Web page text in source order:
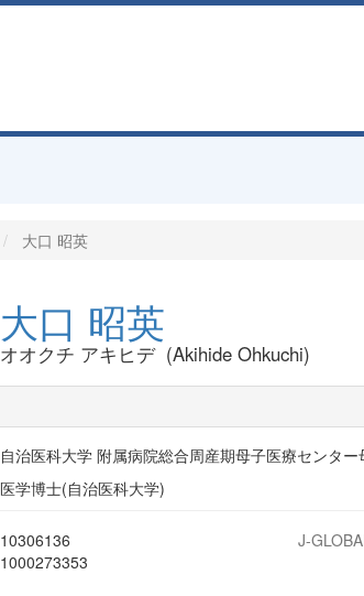
大口 昭英
大口 昭英
オオクチ アキヒデ (Akihide Ohkuchi)
自治医科大学 附属病院総合周産期母子医療センタ
医学博士(自治医科大学)
10306136 J-
1000273353